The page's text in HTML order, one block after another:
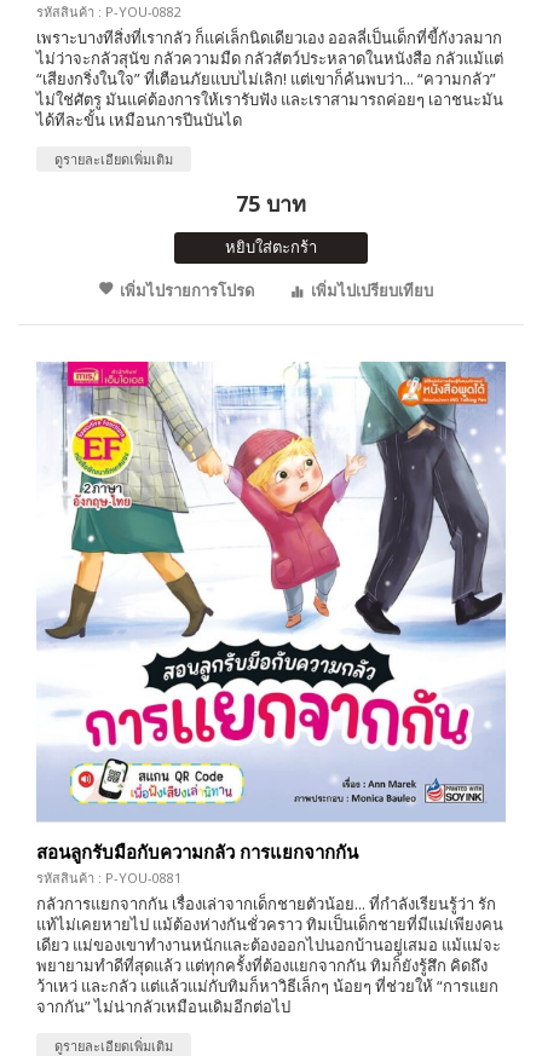
รหัสสินค้า : P-YOU-0882
เพราะบางทีสิ่งที่เรากลัว ก็แค่เล็กนิดเดียวเอง ออลลี่เป็นเด็กที่ขี้กังวลมาก
ไม่ว่าจะกลัวสุนัข กลัวความมืด กลัวสัตว์ประหลาดในหนังสือ กลัวแม้แต่
“เสียงกริ่งในใจ” ที่เตือนภัยแบบไม่เลิก! แต่เขาก็ค้นพบว่า... “ความกลัว”
ไม่ใช่ศัตรู มันแค่ต้องการให้เรารับฟัง และเราสามารถค่อยๆ เอาชนะมัน
ได้ทีละขั้น เหมือนการปีนบันได
ดูรายละเอียดเพิ่มเติม
75 บาท
หยิบใส่ตะกร้า
เพิ่มไปรายการโปรด
เพิ่มไปเปรียบเทียบ
สอนลูกรับมือกับความกลัว การแยกจากกัน
รหัสสินค้า : P-YOU-0881
กลัวการแยกจากกัน เรื่องเล่าจากเด็กชายตัวน้อย... ที่กำลังเรียนรู้ว่า รัก
แท้ไม่เคยหายไป แม้ต้องห่างกันชั่วคราว ทิมเป็นเด็กชายที่มีแม่เพียงคน
เดียว แม่ของเขาทำงานหนักและต้องออกไปนอกบ้านอยู่เสมอ แม้แม่จะ
พยายามทำดีที่สุดแล้ว แต่ทุกครั้งที่ต้องแยกจากกัน ทิมก็ยังรู้สึก คิดถึง
ว้าเหว่ และกลัว แต่แล้วแม่กับทิมก็หาวิธีเล็กๆ น้อยๆ ที่ช่วยให้ “การแยก
จากกัน” ไม่น่ากลัวเหมือนเดิมอีกต่อไป
ดูรายละเอียดเพิ่มเติม